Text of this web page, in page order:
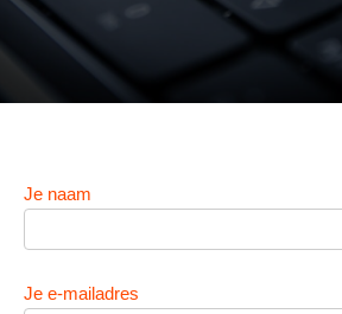
Je naam
Je e-mailadres